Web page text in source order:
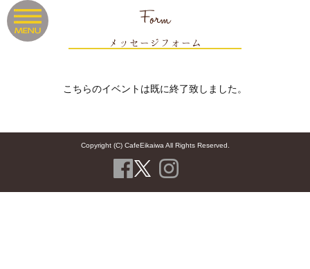
Form
メッセージフォーム
こちらのイベントは既に終了致しました。
Copyright (C) CafeEikaiwa All Rights Reserved.